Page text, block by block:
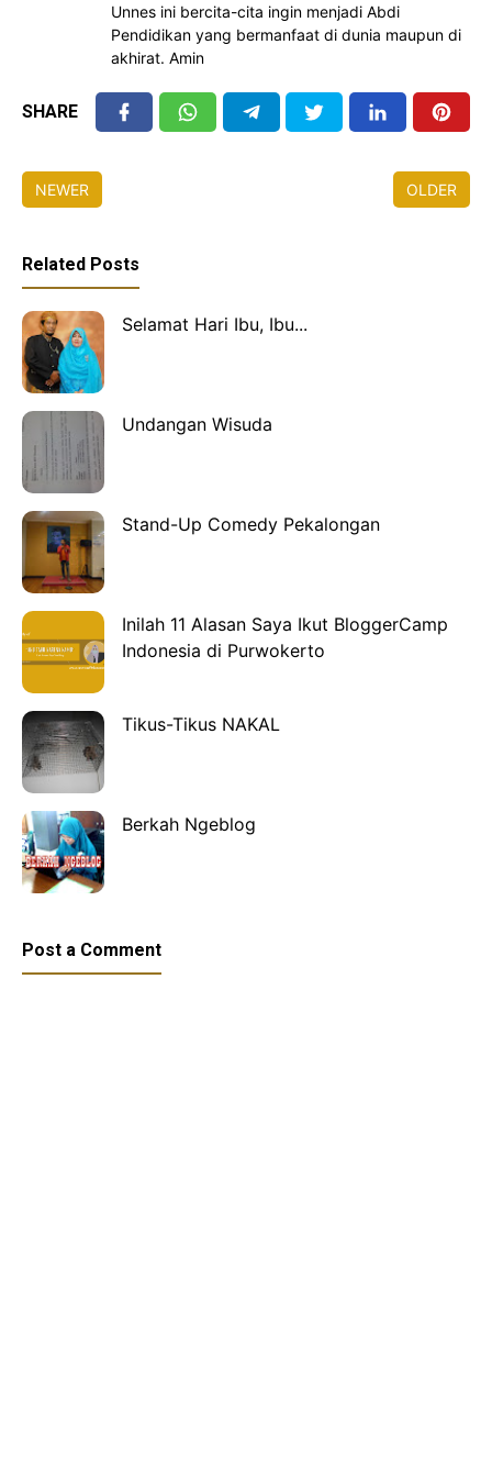
Unnes ini bercita-cita ingin menjadi Abdi
Pendidikan yang bermanfaat di dunia maupun di
akhirat. Amin
SHARE
NEWER OLDER
Related Posts
Selamat Hari Ibu, Ibu...
Undangan Wisuda
Stand-Up Comedy Pekalongan
Inilah 11 Alasan Saya Ikut BloggerCamp
Indonesia di Purwokerto
Tikus-Tikus NAKAL
Berkah Ngeblog
Post a Comment